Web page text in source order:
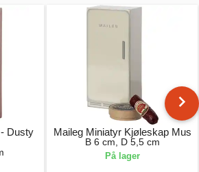
Dusty
Maileg Miniatyr Kjøleskap Mus
B 6 cm, D 5,5 cm
På lager